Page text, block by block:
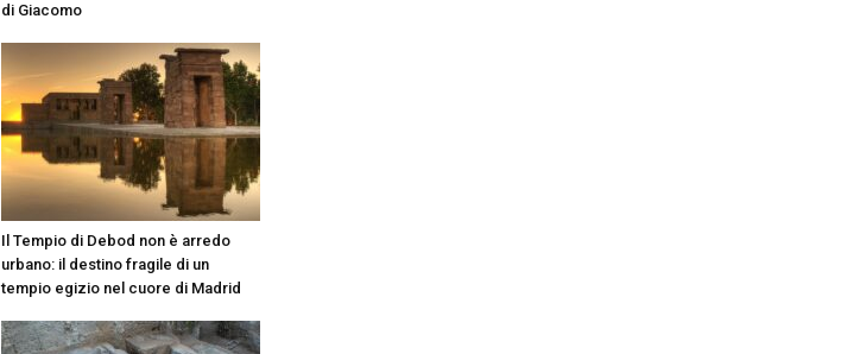
di Giacomo
Il Tempio di Debod non è arredo
urbano: il destino fragile di un
tempio egizio nel cuore di Madrid